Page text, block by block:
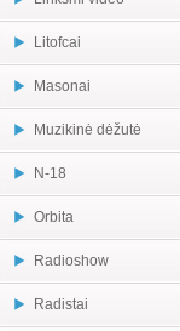
Litofcai
Masonai
Muzikinė dėžutė
N-18
Orbita
Radioshow
Radistai